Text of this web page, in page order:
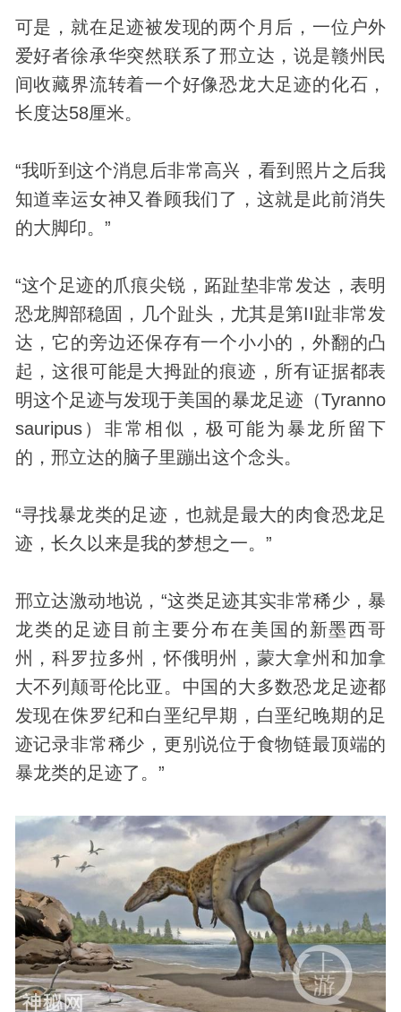
可是，就在足迹被发现的两个月后，一位户外
爱好者徐承华突然联系了邢立达，说是赣州民
间收藏界流转着一个好像恐龙大足迹的化石，
长度达58厘米。
“我听到这个消息后非常高兴，看到照片之后我
知道幸运女神又眷顾我们了，这就是此前消失
的大脚印。”
“这个足迹的爪痕尖锐，跖趾垫非常发达，表明
恐龙脚部稳固，几个趾头，尤其是第II趾非常发
达，它的旁边还保存有一个小小的，外翻的凸
起，这很可能是大拇趾的痕迹，所有证据都表
明这个足迹与发现于美国的暴龙足迹（Tyranno
sauripus）非常相似，极可能为暴龙所留下
的，邢立达的脑子里蹦出这个念头。
“寻找暴龙类的足迹，也就是最大的肉食恐龙足
迹，长久以来是我的梦想之一。”
邢立达激动地说，“这类足迹其实非常稀少，暴
龙类的足迹目前主要分布在美国的新墨西哥
州，科罗拉多州，怀俄明州，蒙大拿州和加拿
大不列颠哥伦比亚。中国的大多数恐龙足迹都
发现在侏罗纪和白垩纪早期，白垩纪晚期的足
迹记录非常稀少，更别说位于食物链最顶端的
暴龙类的足迹了。”